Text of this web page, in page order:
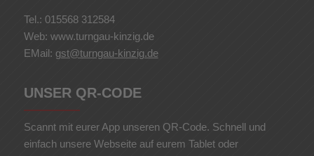
Tel.: 015568 312584
Web: www.turngau-kinzig.de
EMail: gst@turngau-kinzig.de
UNSER QR-CODE
Scannt mit eurer App unseren QR-Code. Schnell und
einfach unsere Webseite auf eurem Tablet oder